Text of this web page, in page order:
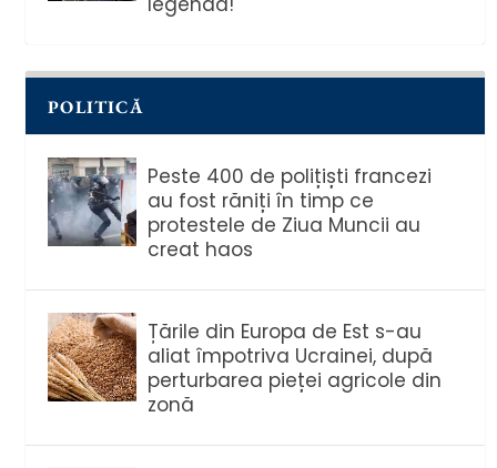
POLITICĂ
Peste 400 de polițiști francezi
au fost răniți în timp ce
protestele de Ziua Muncii au
creat haos
Țările din Europa de Est s-au
aliat împotriva Ucrainei, după
perturbarea pieței agricole din
zonă